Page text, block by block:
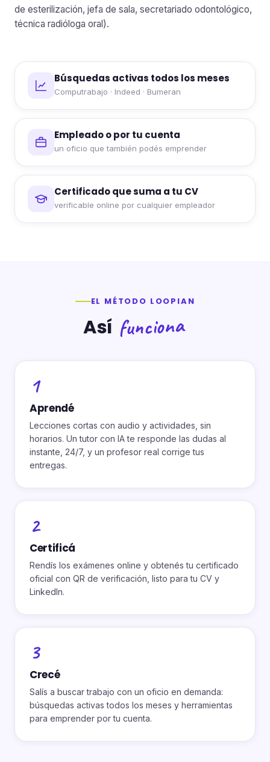
de esterilización, jefa de sala, secretariado odontológico,
técnica radióloga oral).
Búsquedas activas todos los meses
Computrabajo · Indeed · Bumeran
Empleado o por tu cuenta
un oficio que también podés emprender
Certificado que suma a tu CV
verificable online por cualquier empleador
EL MÉTODO LOOPIAN
Así funciona
1
Aprendé
Lecciones cortas con audio y actividades, sin
horarios. Un tutor con IA te responde las dudas al
instante, 24/7, y un profesor real corrige tus
entregas.
2
Certificá
Rendís los exámenes online y obtenés tu certificado
oficial con QR de verificación, listo para tu CV y
LinkedIn.
3
Crecé
Salís a buscar trabajo con un oficio en demanda:
búsquedas activas todos los meses y herramientas
para emprender por tu cuenta.